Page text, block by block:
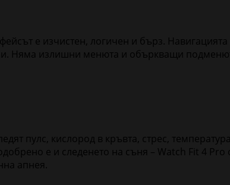
е изчистен, логичен и бърз.
Няма излишни менюта и объркващи
пулс, кислород в кръвта, стрес,
е и следенето на съня – Watch Fit 4
апнея.